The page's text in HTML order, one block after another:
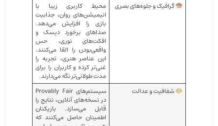
گرافیک و جلوه‌های بصری
محیط کاربری زیبا با
انیمیشن‌های روان، جذابیت
بازی را افزایش می‌دهد.
صداهای برخورد دیسک و
افکت‌های نوری، حس
واقعی‌بودن را القا می‌کنند.
این عناصر هنری، تجربه را
غنی‌تر کرده و کاربران را برای
مدت طولانی‌تر نگه می‌دارند.
شفافیت و عدالت
سیستم‌های Provably Fair
در نسخه‌های آنلاین، نتایج را
قابل می‌سازد. بازیکنان
اطمینان حاصل می‌کنند که